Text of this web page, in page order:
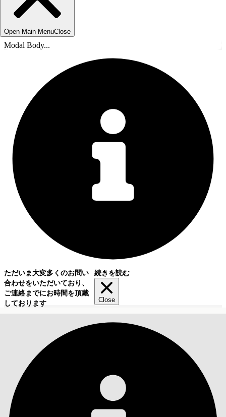
Open Main MenuClose
Modal Body...
ただいま大変多くのお問い
合わせをいただいており、
ご連絡までにお時間を頂戴
しております
続きを読む
Close
目次